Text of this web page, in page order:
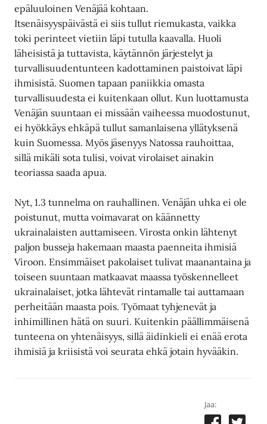
epäluuloinen Venäjää kohtaan.
Itsenäisyyspäivästä ei siis tullut riemukasta, vaikka
toki perinteet vietiin läpi tutulla kaavalla. Huoli
läheisistä ja tuttavista, käytännön järjestelyt ja
turvallisuudentunteen kadottaminen paistoivat läpi
ihmisistä. Suomen tapaan paniikkia omasta
turvallisuudesta ei kuitenkaan ollut. Kun luottamusta
Venäjän suuntaan ei missään vaiheessa muodostunut,
ei hyökkäys ehkäpä tullut samanlaisena yllätyksenä
kuin Suomessa. Myös jäsenyys Natossa rauhoittaa,
sillä mikäli sota tulisi, voivat virolaiset ainakin
teoriassa saada apua.
Nyt, 1.3 tunnelma on rauhallinen. Venäjän uhka ei ole
poistunut, mutta voimavarat on käännetty
ukrainalaisten auttamiseen. Virosta onkin lähtenyt
paljon busseja hakemaan maasta paenneita ihmisiä
Viroon. Ensimmäiset pakolaiset tulivat maanantaina ja
toiseen suuntaan matkaavat maassa työskennelleet
ukrainalaiset, jotka lähtevät rintamalle tai auttamaan
perheitään maasta pois. Työmaat tyhjenevät ja
inhimillinen hätä on suuri. Kuitenkin päällimmäisenä
tunteena on yhtenäisyys, sillä äidinkieli ei enää erota
ihmisiä ja kriisistä voi seurata ehkä jotain hyvääkin.
Jaa: